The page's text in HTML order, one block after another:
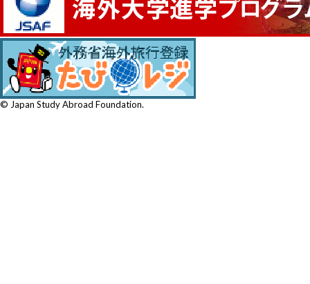
© Japan Study Abroad Foundation.